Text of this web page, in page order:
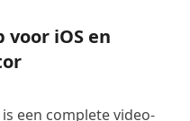
iOS en
is een complete video-